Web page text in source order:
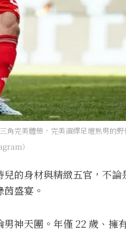
完美體態，完美演繹足壇熟男的野
）
的身材與精緻五官，不論
盛宴。
神天團。年僅 22 歲、擁